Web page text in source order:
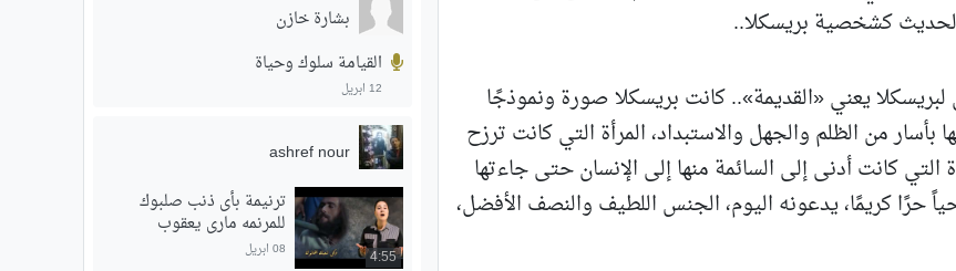
كشخصية بريسكلا..
يعني «القديمة».. كانت بريسكلا صورة ونموذجًا
بأسار من الظلم والجهل والاستبداد، المرأة التي كانت ترزح
كانت أدنى إلى السائمة منها إلى الإنسان حتى جاءتها
حرًا كريمًا، يدعونه اليوم، الجنس اللطيف والنصف الأفضل،
بشارة خازن
القيامة سلوك وحياة
12 ابريل
ashref nour
4:55
ترنيمة بأى ذنب صلبوك
للمرنمه مارى يعقوب
08 ابريل